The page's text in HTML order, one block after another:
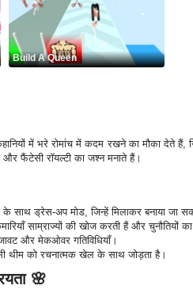
Build A Queen
में भरे रोमांच में कदम रखने का मौका देते
और फैंटेसी रॉयल्टी का जश्न मनाते हैं।
ड्रेस-अप मोड, जिन्हें मिलाकर बनाया जा
साम्राज्यों की खोज करती हैं और चुनौतियों
और मेकओवर गतिविधियाँ।
थीम को रचनात्मक खेल के साथ जोड़ता है।
🌸